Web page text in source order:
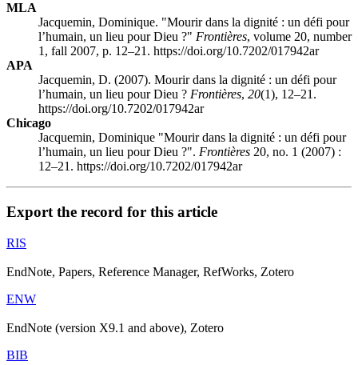
MLA
Jacquemin, Dominique. "Mourir dans la dignité : un défi pour
l’humain, un lieu pour Dieu ?" Frontières, volume 20, number
1, fall 2007, p. 12–21. https://doi.org/10.7202/017942ar
APA
Jacquemin, D. (2007). Mourir dans la dignité : un défi pour
l’humain, un lieu pour Dieu ? Frontières, 20(1), 12–21.
https://doi.org/10.7202/017942ar
Chicago
Jacquemin, Dominique "Mourir dans la dignité : un défi pour
l’humain, un lieu pour Dieu ?". Frontières 20, no. 1 (2007) :
12–21. https://doi.org/10.7202/017942ar
Export the record for this article
RIS
EndNote, Papers, Reference Manager, RefWorks, Zotero
ENW
EndNote (version X9.1 and above), Zotero
BIB